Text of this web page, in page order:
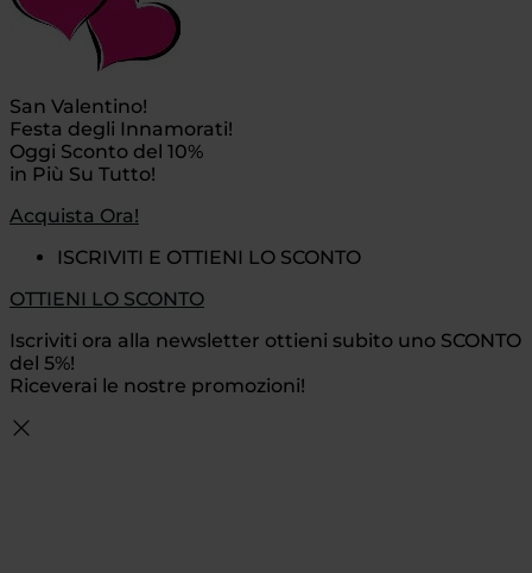
San Valentino!
Festa degli Innamorati!
Oggi Sconto del 10%
in Più Su Tutto!
Acquista Ora!
ISCRIVITI E OTTIENI LO SCONTO
OTTIENI LO SCONTO
Iscriviti ora alla newsletter ottieni subito uno SCONTO
del 5%!
Riceverai le nostre promozioni!